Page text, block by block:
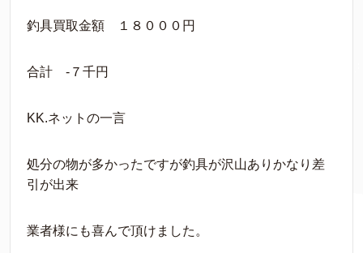
釣具買取金額 １８０００円
合計 -７千円
KK.ネットの一言
処分の物が多かったですが釣具が沢山ありかなり差
引が出来
業者様にも喜んで頂けました。